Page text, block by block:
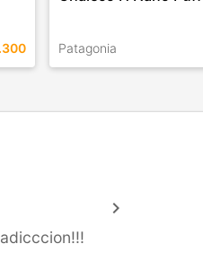
Patagonia
keyboard_arrow_right